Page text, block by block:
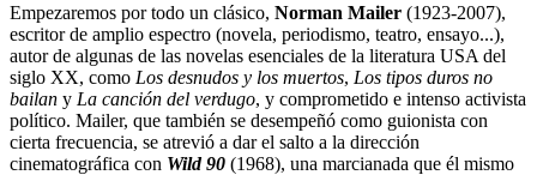
Empezaremos por todo un clásico, Norman Mailer (1923-2007),
escritor de amplio espectro (novela, periodismo, teatro, ensayo...),
autor de algunas de las novelas esenciales de la literatura USA del
siglo XX, como Los desnudos y los muertos, Los tipos duros no
bailan y La canción del verdugo, y comprometido e intenso activista
político. Mailer, que también se desempeñó como guionista con
cierta frecuencia, se atrevió a dar el salto a la dirección
cinematográfica con Wild 90 (1968), una marcianada que él mismo